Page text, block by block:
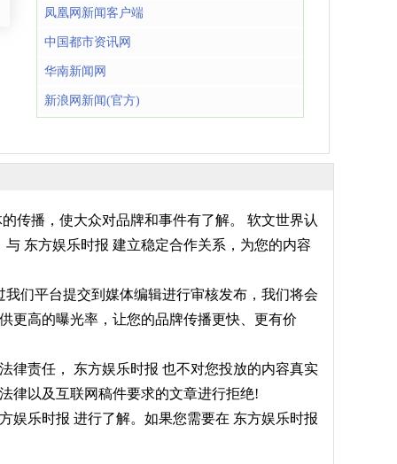
凤凰网新闻客户端
中国都市资讯网
华南新闻网
新浪网新闻(官方)
传播，使大众对品牌和事件有了解。 软文世界认
东方娱乐时报 建立稳定合作关系，为您的内容
们平台提交到媒体编辑进行审核发布，我们将会
更高的曝光率，让您的品牌传播更快、更有价
律责任， 东方娱乐时报 也不对您投放的内容真实
律以及互联网稿件要求的文章进行拒绝!
娱乐时报 进行了解。如果您需要在 东方娱乐时报